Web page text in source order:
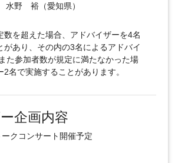
水野 裕（愛知県）
数を超えた場合、アドバイザーを4名
があり、その内の3名によるアドバイ
た参加者数が規定に満たなかった場
名で実施することがあります。
企画内容
クコンサート開催予定